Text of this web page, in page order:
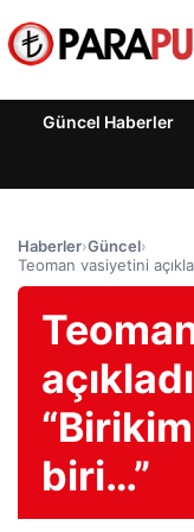
Güncel Haberler
Haberler›Güncel›
Teoman vasiyetini
biri…”